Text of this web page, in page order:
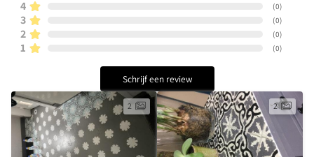
4 (0)
3 (0)
2 (0)
1 (0)
Schrijf een review
2 2